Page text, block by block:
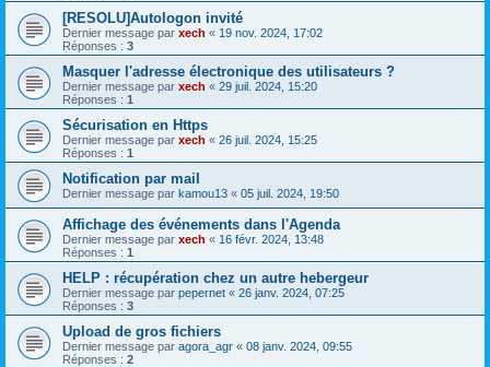
[RESOLU]Autologon invité
Dernier message par xech « 19 nov. 2024, 17:02
Réponses : 3
Masquer l'adresse électronique des utilisateurs ?
Dernier message par xech « 29 juil. 2024, 15:20
Réponses : 1
Sécurisation en Https
Dernier message par xech « 26 juil. 2024, 15:25
Réponses : 1
Notification par mail
Dernier message par kamou13 « 05 juil. 2024, 19:50
Affichage des événements dans l'Agenda
Dernier message par xech « 16 févr. 2024, 13:48
Réponses : 1
HELP : récupération chez un autre hebergeur
Dernier message par pepernet « 26 janv. 2024, 07:25
Réponses : 3
Upload de gros fichiers
Dernier message par agora_agr « 08 janv. 2024, 09:55
Réponses : 2